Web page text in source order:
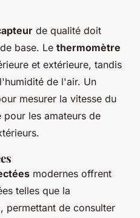
de qualité doit
base. Le thermomètre
et extérieure, tandis
de l'air. Un
mesurer la vitesse du
les amateurs de
modernes offrent
telles que la
, permettant de consulter